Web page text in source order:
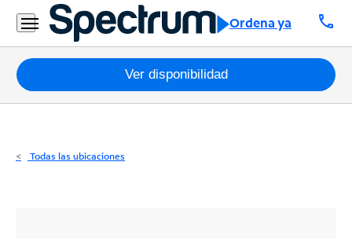
Ordena ya call
Residencial
Business
Paquetes
Internet
Ver disponibilidad
Todas las ubicaciones